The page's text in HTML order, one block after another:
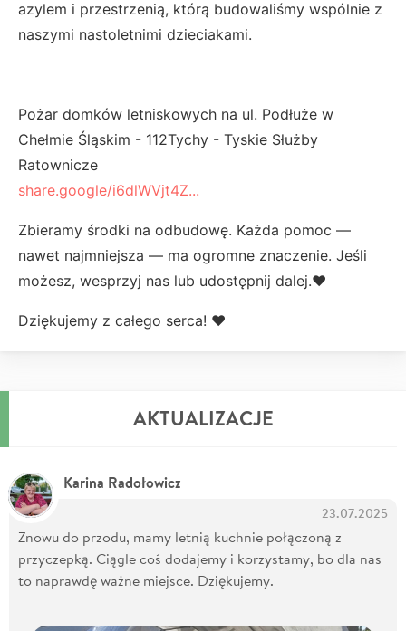
azylem i przestrzenią, którą budowaliśmy wspólnie z
naszymi nastoletnimi dzieciakami.
Pożar domków letniskowych na ul. Podłuże w
Chełmie Śląskim - 112Tychy - Tyskie Służby
Ratownicze
share.google/i6dlWVjt4Z...
Zbieramy środki na odbudowę. Każda pomoc —
nawet najmniejsza — ma ogromne znaczenie. Jeśli
możesz, wesprzyj nas lub udostępnij dalej.❤️
Dziękujemy z całego serca! ❤️
AKTUALIZACJE
Karina Radołowicz
23.07.2025
Znowu do przodu, mamy letnią kuchnie połączoną z
przyczepką. Ciągle coś dodajemy i korzystamy, bo dla nas
to naprawdę ważne miejsce. Dziękujemy.